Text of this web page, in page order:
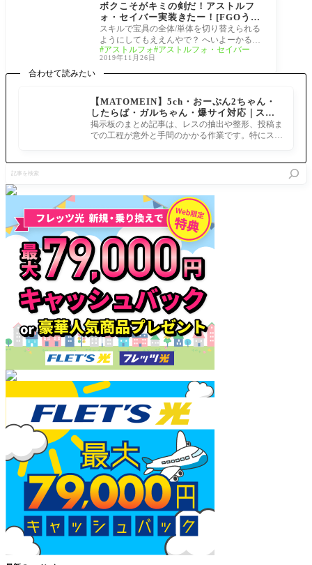
ボクこそがキミの剣だ！アストルフ
ォ・セイバー実装きたー！[FGOうさ
トルフォとかマジか、男の娘好きとム
ニエルが黙ってねえぞ]可愛すぎて期
待値が上がる
スキルで宝具の全体/単体を切り替えられる
ようにしてもええんやで？ へいよーかるで
らっくす！ リヨぐだ男ついに聖杯を捧げる
日が
アストルフォ アストルフォ・セイバー
2019年11月26日
合わせて読みたい
【MATOMEIN】5ch・おーぷん2ちゃん・
したらば・ガルちゃん・爆サイ対応｜スマ
ホでまとめ記事を作れるアプリ FGOのまと
め記事ができるまで
掲示板のまとめ記事は、レスの抽出や整形、投稿ま
での工程が意外と手間のかかる作業です。特にスマ
を
検